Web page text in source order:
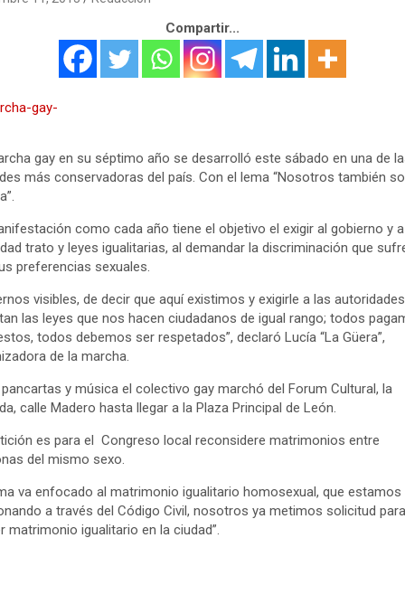
Compartir...
gay en su séptimo año se desarrolló este sábado en una de
más conservadoras del país. Con el lema “Nosotros también
como cada año tiene el objetivo el exigir al gobierno y
trato y leyes igualitarias, al demandar la discriminación que
preferencias sexuales.
visibles, de decir que aquí existimos y exigirle a las
las leyes que nos hacen ciudadanos de igual rango; todos
todos debemos ser respetados”, declaró Lucía “La Güera”,
de la marcha.
y música el colectivo gay marchó del Forum Cultural, la
calle Madero hasta llegar a la Plaza Principal de León.
es para el Congreso local reconsidere matrimonios entre
del mismo sexo.
va enfocado al matrimonio igualitario homosexual, que estamos
a través del Código Civil, nosotros ya metimos solicitud
matrimonio igualitario en la ciudad”.